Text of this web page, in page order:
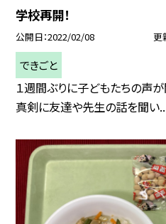
学校再開！
公開日 2022/02/08 更
できごと
１週間ぶりに子どもたちの声
真剣に友達や先生の話を聞い